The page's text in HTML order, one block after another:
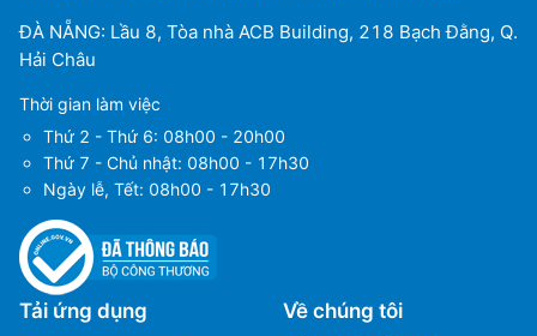
ĐÀ NẴNG: Lầu 8, Tòa nhà ACB Building, 218 Bạch Đằng, Q.
Hải Châu
Thời gian làm việc
Thứ 2 - Thứ 6: 08h00 - 20h00
Thứ 7 - Chủ nhật: 08h00 - 17h30
Ngày lễ, Tết: 08h00 - 17h30
Tải ứng dụng Về chúng tôi